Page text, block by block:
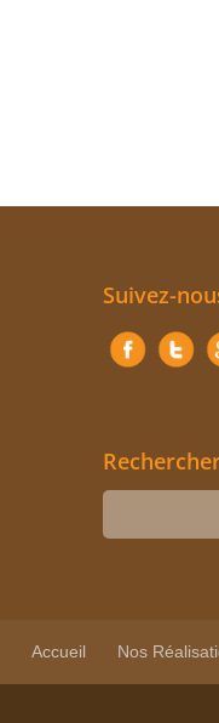
Suivez-
Accueil Nos